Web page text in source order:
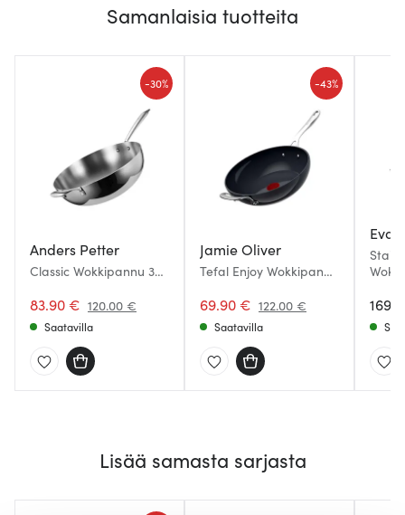
Samanlaisia tuotteita
Anders Petter
Classic Wokkipannu 30
83.90 € 120.00 €
-30%
Saatavilla
Jamie Oliver
Tefal Enjoy Wokkipannu
69.90 € 122.00 €
-43%
Saatavilla
Eva
Lisää samasta sarjasta